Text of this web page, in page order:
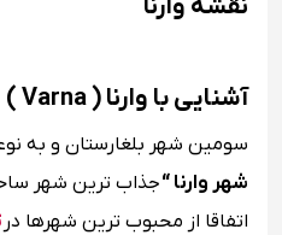
نقشه وارنا
آشنایی با وارنا ( Varna )
سومین شهر بلغارستان و به
شهر وارنا “جذاب ‌ترین شهر
اتفاقا از محبوب ترین شهرها در